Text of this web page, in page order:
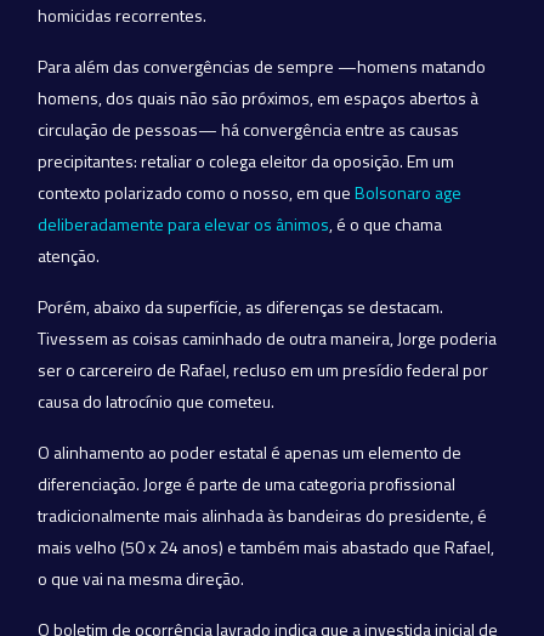
homicidas recorrentes.
Para além das convergências de sempre —homens matando
homens, dos quais não são próximos, em espaços abertos à
circulação de pessoas— há convergência entre as causas
precipitantes: retaliar o colega eleitor da oposição. Em um
contexto polarizado como o nosso, em queBolsonaro age
deliberadamente para elevar os ânimos, é o que chama
atenção.
Porém, abaixo da superfície, as diferenças se destacam.
Tivessem as coisas caminhado de outra maneira, Jorge poderia
ser o carcereiro de Rafael, recluso em um presídio federal por
causa do latrocínio que cometeu.
O alinhamento ao poder estatal é apenas um elemento de
diferenciação. Jorge é parte de uma categoria profissional
tradicionalmente mais alinhada às bandeiras do presidente, é
mais velho (50 x 24 anos) e também mais abastado que Rafael,
o que vai na mesma direção.
O boletim de ocorrência lavrado indica que a investida inicial de